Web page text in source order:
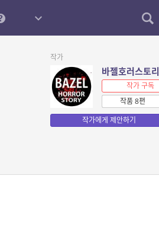
작가
바젤호러스토리
작가 구독
작품 8편
작가에게 제안하기